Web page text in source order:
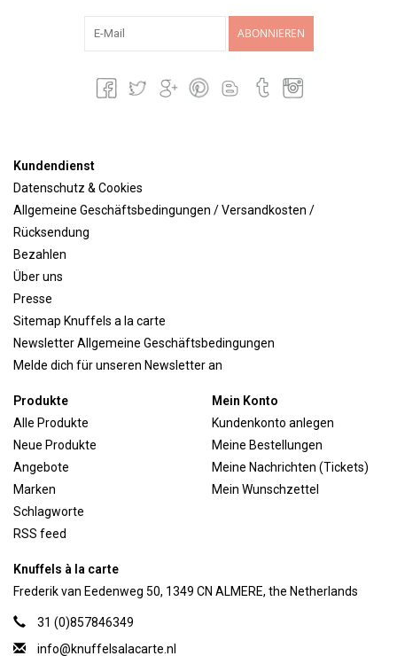
ABONNIEREN
Kundendienst
Datenschutz & Cookies
Allgemeine Geschäftsbedingungen / Versandkosten /
Rücksendung
Bezahlen
Über uns
Presse
Sitemap Knuffels a la carte
Newsletter Allgemeine Geschäftsbedingungen
Melde dich für unseren Newsletter an
Produkte
Alle Produkte
Neue Produkte
Angebote
Marken
Schlagworte
RSS feed
Mein Konto
Kundenkonto anlegen
Meine Bestellungen
Meine Nachrichten (Tickets)
Mein Wunschzettel
Knuffels à la carte
Frederik van Eedenweg 50, 1349 CN ALMERE, the Netherlands
31 (0)857846349
info@knuffelsalacarte.nl